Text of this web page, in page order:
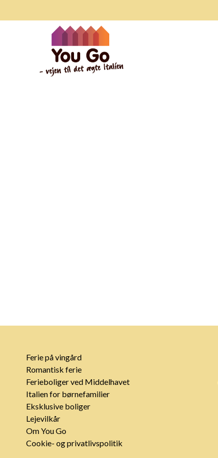
Ferie på vingård
Romantisk ferie
Ferieboliger ved Middelhavet
Italien for børnefamilier
Eksklusive boliger
Lejevilkår
Om You Go
Cookie- og privatlivspolitik